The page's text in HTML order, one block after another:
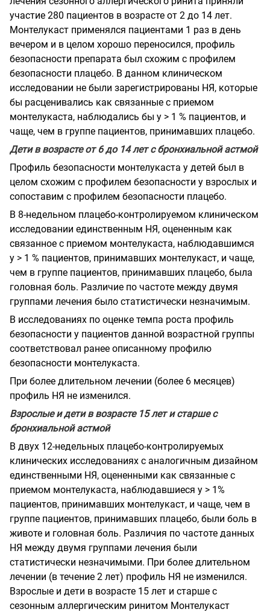
участие 280 пациентов в возрасте от 2 до 14 лет.
Монтелукаст применялся пациентами 1 раз в день
вечером и в целом хорошо переносился, профиль
безопасности препарата был схожим с профилем
безопасности плацебо. В данном клиническом
исследовании не были зарегистрированы НЯ, которые
бы расценивались как связанные с приемом
монтелукаста, наблюдались бы у > 1 % пациентов, и
чаще, чем в группе пациентов, принимавших плацебо.
Дети в возрасте от 6 до 14 лет с бронхиальной астмой
Профиль безопасности монтелукаста у детей был в
целом схожим с профилем безопасности у взрослых и
сопоставим с профилем безопасности плацебо.
В 8-недельном плацебо-контролируемом клиническом
исследовании единственным НЯ, оцененным как
связанное с приемом монтелукаста, наблюдавшимся
у > 1 % пациентов, принимавших монтелукаст, и чаще,
чем в группе пациентов, принимавших плацебо, была
головная боль. Различие по частоте между двумя
группами лечения было статистически незначимым.
В исследованиях по оценке темпа роста профиль
безопасности у пациентов данной возрастной группы
соответствовал ранее описанному профилю
безопасности монтелукаста.
При более длительном лечении (более 6 месяцев)
профиль НЯ не изменился.
Взрослые и дети в возрасте 15 лет и старше с
бронхиальной астмой
В двух 12-недельных плацебо-контролируемых
клинических исследованиях с аналогичным дизайном
единственными НЯ, оцененными как связанные с
приемом монтелукаста, наблюдавшиеся у > 1%
пациентов, принимавших монтелукаст, и чаще, чем в
группе пациентов, принимавших плацебо, были боль в
животе и головная боль. Различия по частоте данных
НЯ между двумя группами лечения были
статистически незначимыми. При более длительном
лечении (в течение 2 лет) профиль НЯ не изменился.
Взрослые и дети в возрасте 15 лет и старше с
сезонным аллергическим ринитом Монтелукаст